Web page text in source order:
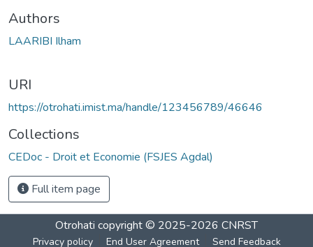
Authors
LAARIBI Ilham
URI
https://otrohati.imist.ma/handle/123456789/46646
Collections
CEDoc - Droit et Economie (FSJES Agdal)
Full item page
Otrohati copyright © 2025-2026 CNRST
Privacy policy End User Agreement Send Feedback